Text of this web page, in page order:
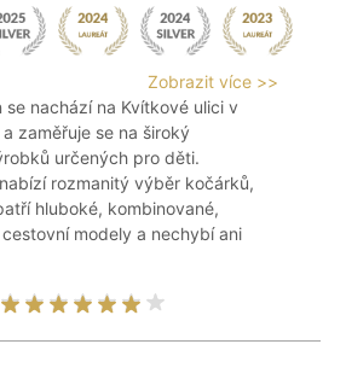
Zobrazit více >>
se nachází na Kvítkové ulici v
zaměřuje se na široký
určených pro děti.
rozmanitý výběr kočárků,
hluboké, kombinované,
modely a nechybí ani